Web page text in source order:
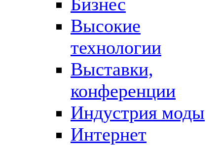
Высокие
технологии
Выставки,
конференции
Индустрия моды
Интернет